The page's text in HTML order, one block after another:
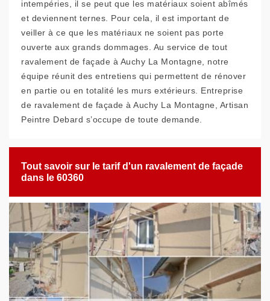
intempéries, il se peut que les matériaux soient abîmés
et deviennent ternes. Pour cela, il est important de
veiller à ce que les matériaux ne soient pas porte
ouverte aux grands dommages. Au service de tout
ravalement de façade à Auchy La Montagne, notre
équipe réunit des entretiens qui permettent de rénover
en partie ou en totalité les murs extérieurs. Entreprise
de ravalement de façade à Auchy La Montagne, Artisan
Peintre Debard s’occupe de toute demande.
Tout savoir sur le tarif d'un ravalement de façade
dans le 60360